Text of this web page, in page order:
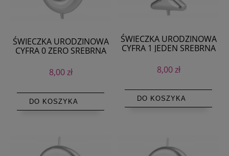
ŚWIECZKA URODZINOWA
CYFRA 0 ZERO SREBRNA
8,00 zł
DO KOSZYKA
ŚWIECZKA URODZINOWA
CYFRA 1 JEDEN SREBRNA
8,00 zł
DO KOSZYKA